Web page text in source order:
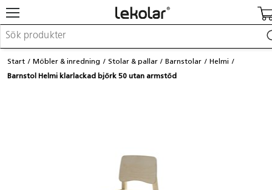
Möbler & inredning
Lekplatsutrustning & utemiljö
Start Möbler & inredning Stolar & pallar Barnstolar
Helmi
Barnstol Helmi klarlackad björk 50 utan armstöd